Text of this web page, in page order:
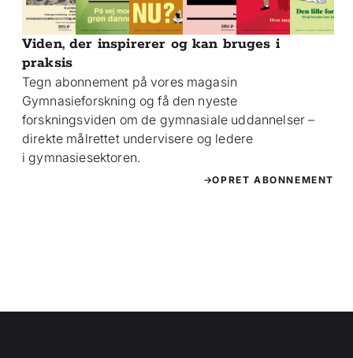
Viden, der inspirerer og kan bruges i
praksis
Tegn abonnement på vores magasin
Gymnasieforskning og få den nyeste
forskningsviden om de gymnasiale uddannelser –
direkte målrettet undervisere og ledere
i gymnasiesektoren.
OPRET ABONNEMENT